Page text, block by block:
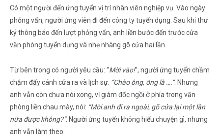
Có một người đến ứng tuyển vị trí nhân viên nghiệp vụ. Vào ngày
phỏng vấn, người ứng viên đi đến công ty tuyển dụng. Sau khi thư
ký thông báo đến lượt phỏng vấn, anh liền bước đến trước cửa
văn phòng tuyển dụng và nhẹ nhàng gõ cửa hai lần.
Từ bên trong có người yêu cầu: “Mời vào!”, người ứng tuyển chầm
chậm đẩy cánh cửa ra và lịch sự: “Chào ông, ông là ….”. Nhưng
anh vẫn còn chưa nói xong, vị giám đốc ngồi ở phía trong văn
phòng liền chau mày, nói: “Mời anh đi ra ngoài, gõ cửa lại một lần
nữa được không?”. Người ứng tuyển không hiểu chuyện gì, nhưng
anh vẫn làm theo.